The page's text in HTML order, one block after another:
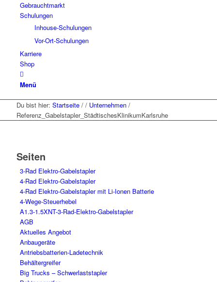
Gebrauchtmarkt
Schulungen
Inhouse-Schulungen
Vor-Ort-Schulungen
Karriere
Shop
Menü
Du bist hier: Startseite / / Unternehmen /
Referenz_Gabelstapler_StädtischesKlinikumKarlsruhe
Seiten
3-Rad Elektro-Gabelstapler
4-Rad Elektro-Gabelstapler
4-Rad Elektro-Gabelstapler mit Li-Ionen Batterie
4-Wege-Steuerhebel
A1.3-1.5XNT-3-Rad-Elektro-Gabelstapler
AGB
Aktuelles Angebot
Anbaugeräte
Antriebsbatterien-Ladetechnik
Behältergreifer
Big Trucks – Schwerlaststapler